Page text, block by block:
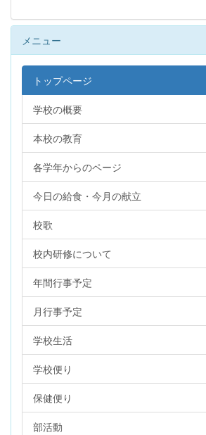
メニュー
トップページ
学校の概要
本校の教育
各学年からのページ
今日の給食・今月の献立
校歌
校内研修について
年間行事予定
月行事予定
学校生活
学校便り
保健便り
部活動